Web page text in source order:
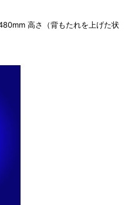
高さ（背もたれを上げた状